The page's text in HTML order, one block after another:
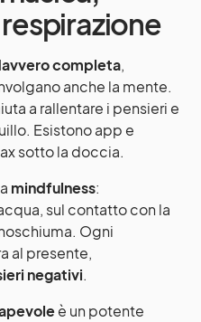
completa,
anche la mente.
a rallentare i pensieri e
Esistono app e
sotto la doccia.
mindfulness:
sul contatto con la
Ogni
al presente,
negativi.
è un potente